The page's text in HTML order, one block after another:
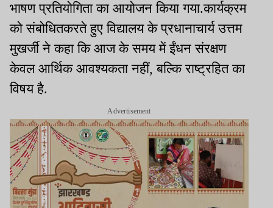
भाषण प्रतियोगिता का आयोजन किया गया.कार्यक्रम
को संबोधितकरते हुए विद्यालय के प्रधानाचार्य उत्तम
मुखर्जी ने कहा कि आज के समय में ईंधन संरक्षण
केवल आर्थिक आवश्यकता नहीं, बल्कि राष्ट्रहित का
विषय है.
Advertisement